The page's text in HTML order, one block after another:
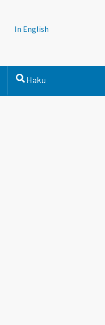
In English
Haku